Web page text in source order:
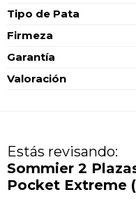
Tipo de Pata
Firmeza
Garantía
Valoración
Estás revisando:
Sommier 2
Pocket Extreme